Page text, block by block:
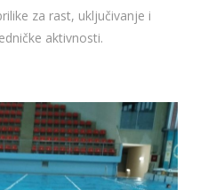
za rast, uključivanje i
aktivnosti.